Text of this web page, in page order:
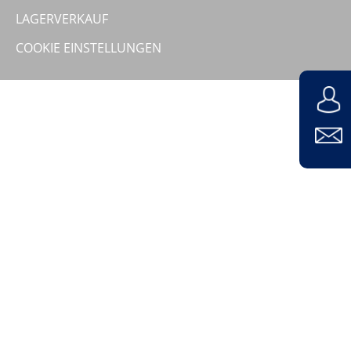
Unternehmen
LAGERVERKAUF
COOKIE EINSTELLUNGEN